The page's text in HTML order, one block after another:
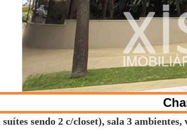
sendo 2 c/closet), sala 3